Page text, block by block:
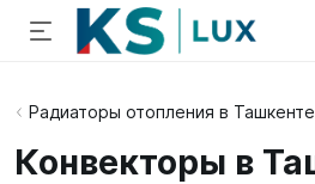
Радиаторы отопления в Ташкенте
Конвекторы в